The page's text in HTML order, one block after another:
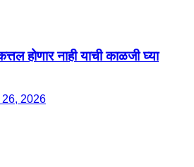
होणार नाही याची काळजी घ्या
2026